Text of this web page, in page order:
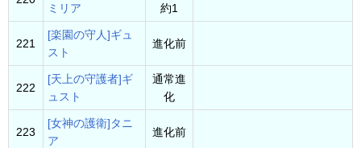
ミリア
約1
221
[楽園の守人]ギュ
スト
進化前
222
[天上の守護者]ギ
ュスト
通常進
化
223
[女神の護衛]タニ
ア
進化前